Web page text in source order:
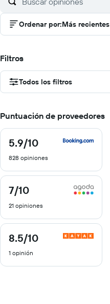
Ordenar por:Más recientes
Filtros
Todos los filtros
Puntuación de proveedores
5.9/10
5.9
10
828 opiniones
7/10
7
de
10
21 opiniones
8.5/10
8.5
10
1 opinión